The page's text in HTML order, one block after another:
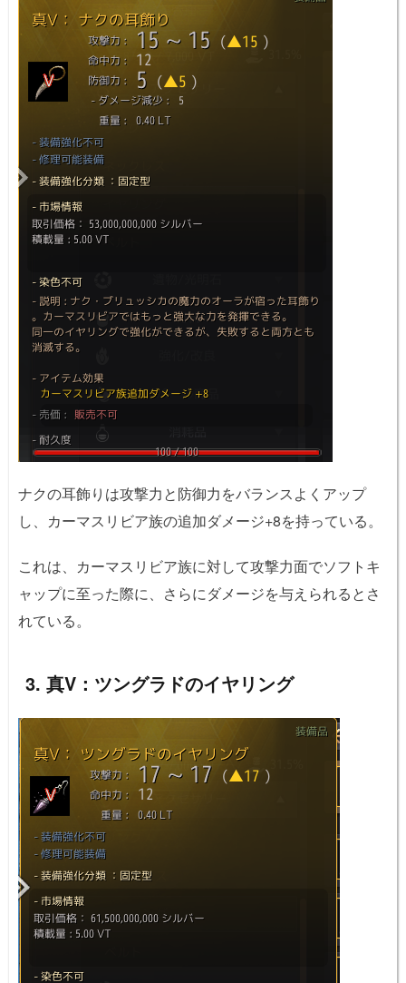
ナクの耳飾りは攻撃力と防御力をバランスよくアップ
し、カーマスリビア族の追加ダメージ+8を持っている。
これは、カーマスリビア族に対して攻撃力面でソフトキ
ャップに至った際に、さらにダメージを与えられるとさ
れている。
3. 真V：ツングラドのイヤリング